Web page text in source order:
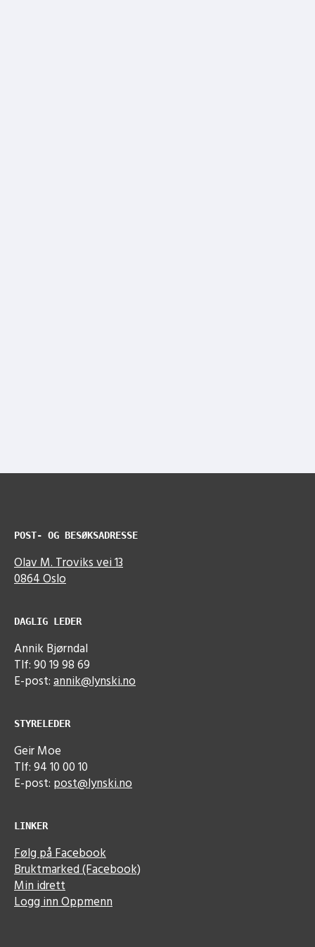
POST- OG BESØKSADRESSE
Olav M. Troviks vei 13
0864 Oslo
DAGLIG LEDER
Annik Bjørndal
Tlf: 90 19 98 69
E-post:annik@lynski.no
STYRELEDER
Geir Moe
Tlf: 94 10 00 10
E-post: post@lynski.no
LINKER
Følg på Facebook
Bruktmarked (Facebook)
Min idrett
Logg inn Oppmenn